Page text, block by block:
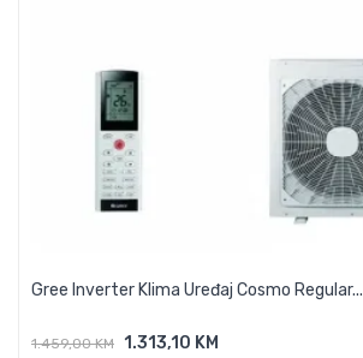
Gree Inverter Klima Uređaj Cosmo Regular...
1.459,00 KM 1.313,10 KM
Dodaj U Košaricu